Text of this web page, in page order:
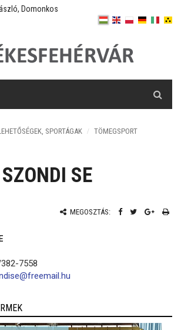
Domonkos
SPORTÁGAK
TÖMEGSPORT
SE
MEGOSZTÁS:
7558